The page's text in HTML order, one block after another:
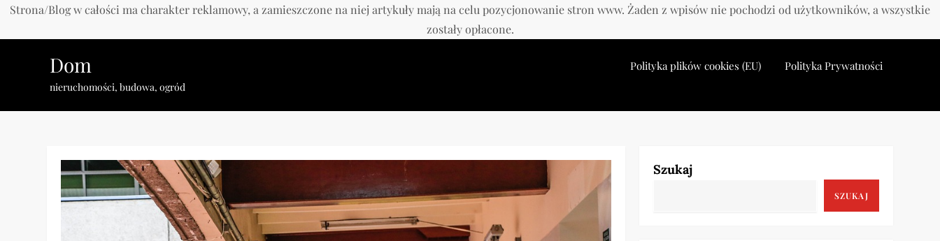
Strona/Blog w całości ma charakter reklamowy, a zamieszczone na niej artykuły mają na celu pozycjonowanie stron www. Żaden z wpisów nie pochodzi od użytkowników, a wszystkie
zostały opłacone.
Dom
nieruchomości, budowa, ogród
Polityka plików cookies (EU) Polityka Prywatności
Szukaj
SZUKAJ